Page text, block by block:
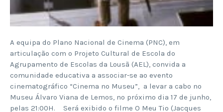
A equipa do Plano Nacional de Cinema (PNC), em
articulação com o Projeto Cultural de Escola do
Agrupamento de Escolas da Lousã (AEL), convida a
comunidade educativa a associar-se ao evento
cinematográfico “Cinema no Museu”, a levar a cabo no
Museu Álvaro Viana de Lemos, no próximo dia 17 de junho,
pelas 21:00H. Será exibido o filme O Meu Tio (Jacques